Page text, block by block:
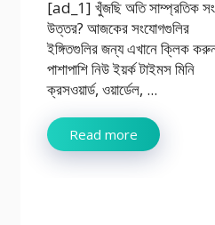
[ad_1] খুঁজছি অতি সাম্প্রতিক
উত্তর? আজকের সংযোগগুলির
ইঙ্গিতগুলির জন্য এখানে ক্লিক
পাশাপাশি নিউ ইয়র্ক টাইমস মিনি
ক্রসওয়ার্ড, ওয়ার্ডেল, ...
Read more